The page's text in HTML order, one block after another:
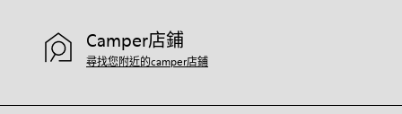
Camper店鋪
尋找您附近的camper店鋪